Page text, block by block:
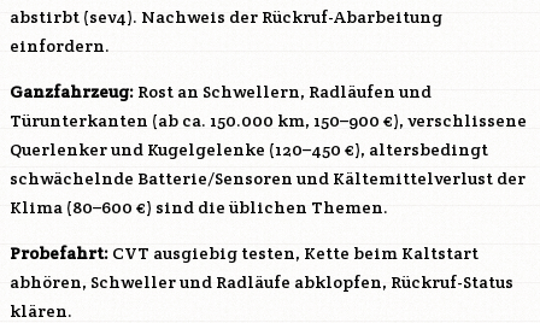
abstirbt (sev4). Nachweis der Rückruf-Abarbeitung
einfordern.
Ganzfahrzeug: Rost an Schwellern, Radläufen und
Türunterkanten (ab ca. 150.000 km, 150–900 €), verschlissene
Querlenker und Kugelgelenke (120–450 €), altersbedingt
schwächelnde Batterie/Sensoren und Kältemittelverlust der
Klima (80–600 €) sind die üblichen Themen.
Probefahrt: CVT ausgiebig testen, Kette beim Kaltstart
abhören, Schweller und Radläufe abklopfen, Rückruf-Status
klären.